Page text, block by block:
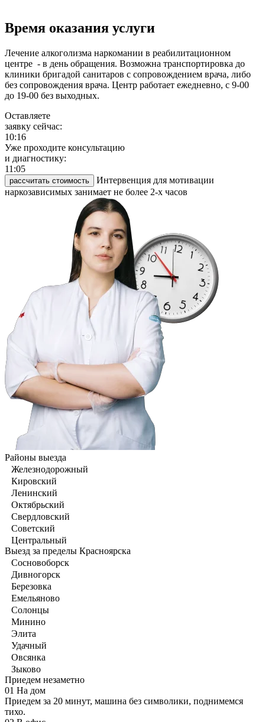
Время оказания услуги
Лечение алкоголизма наркомании в реабилитационном
центре - в день обращения. Возможна транспортировка до
клиники бригадой санитаров с сопровождением врача, либо
без сопровождения врача. Центр работает ежедневно, с 9-00
до 19-00 без выходных.
Оставляете
заявку сейчас:
10:16
Уже проходите консультацию
и диагностику:
11:05
рассчитать стоимость
Интервенция для мотивации
наркозависимых занимает не более 2-х часов
Районы выезда
Железнодорожный
Кировский
Ленинский
Октябрьский
Свердловский
Советский
Центральный
Выезд за пределы Красноярска
Сосновоборск
Дивногорск
Березовка
Емельяново
Солонцы
Минино
Элита
Удачный
Овсянка
Зыково
Приедем незаметно
01 На дом
Приедем за 20 минут, машина без символики, поднимемся
тихо.